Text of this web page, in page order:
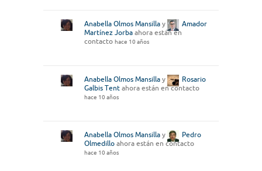
Anabella Olmos Mansilla y
Amador
Martínez Jorba ahora están en
contacto hace 10 años
Anabella Olmos Mansilla y
Rosario
Galbis Tent ahora están en contacto
hace 10 años
Anabella Olmos Mansilla y
Pedro
Olmedillo ahora están en contacto
hace 10 años